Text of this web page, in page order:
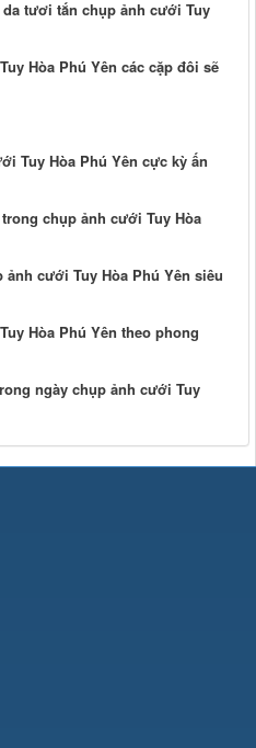
tươi tắn chụp ảnh cưới Tuy
Hòa Phú Yên các cặp đôi sẽ
Tuy Hòa Phú Yên cực kỳ ấn
chụp ảnh cưới Tuy Hòa
cưới Tuy Hòa Phú Yên siêu
Hòa Phú Yên theo phong
ngày chụp ảnh cưới Tuy